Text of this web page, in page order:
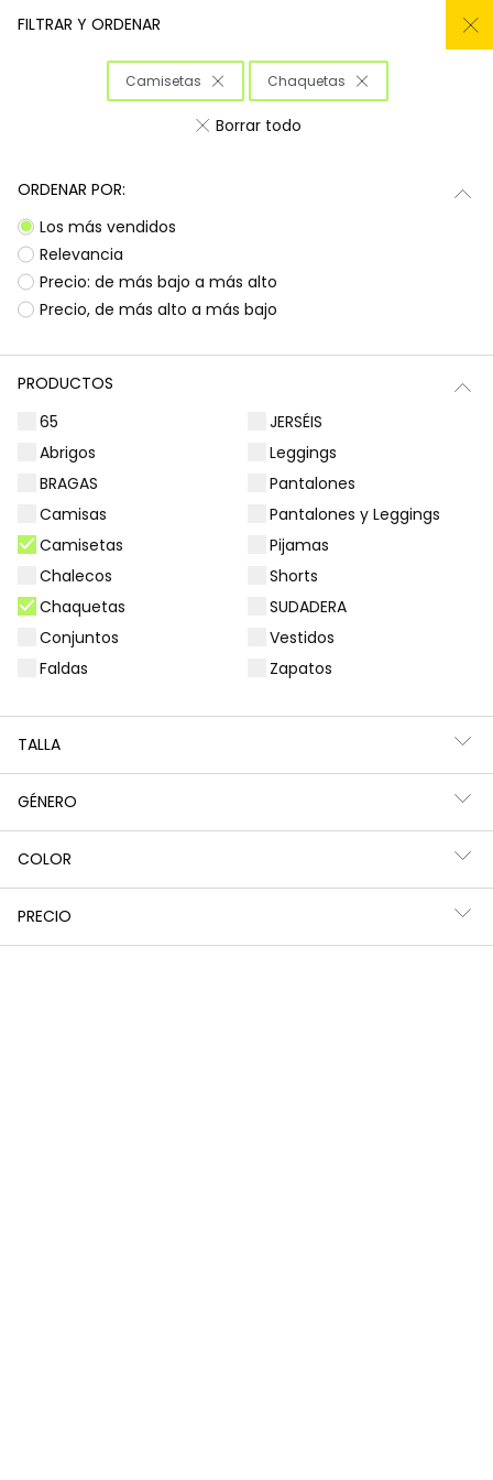
Subtotal
Total
Continua
Niña Ropa
colección de Boboli! Aquí encontrarás
esaropa para niñas
diseños llenos de color y alegría. Es la
oportunidad perfecta para renovar el armario
de las peques con prendas que combinan
acompañarlas en todas sus aventuras diarias.
Camisetas | Blusas Sudaderas | Jerséis
Filtros 51 productos
-33%
29,95 €
19,95 €
17,95 €
9,95 €
FILTRAR Y ORDENAR
Camisetas Chaquetas
Borrar todo
ORDENAR POR:
Los más vendidos
Relevancia
Precio: de más bajo a más alto
Precio, de más alto a más bajo
PRODUCTOS
65
Abrigos
BRAGAS
Camisas
Camisetas
Chalecos
Chaquetas
Conjuntos
Faldas
JERSÉIS
Leggings
Pantalones
Pantalones y Leggings
Pijamas
Shorts
SUDADERA
Vestidos
Zapatos
TALLA
GÉNERO
COLOR
PRECIO